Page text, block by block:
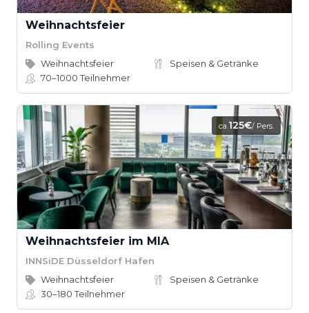
Weihnachtsfeier
Rolling Events
Weihnachtsfeier
Speisen & Getränke
70–1000Teilnehmer
ca.125€/ Pers.
Weihnachtsfeier im MIA
INNSiDE Düsseldorf Hafen
Weihnachtsfeier
Speisen & Getränke
30–180Teilnehmer